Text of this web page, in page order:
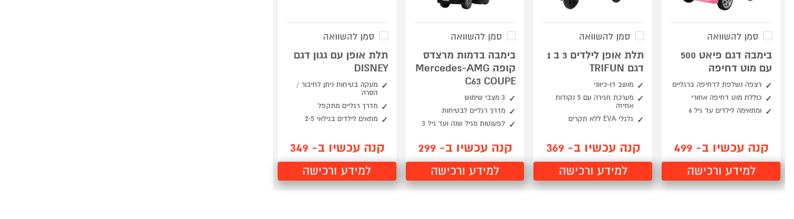
סמן להשוואה
בימבה דגם פיאט 500
עם מוט דחיפה
רצפה נשלפת לדחיפה ברגליים
כוללת מוט דחיפה אחורי
ומתאימה לילדים עד גיל 6
קנה עכשיו ב- 499
למידע ורכישה
סמן להשוואה
תלת אופן לילדים 3 ב 1
דגם TRIFUN
מושב דו-כיווני
מערכת חגירה עם 5 נקודות
אחיזה
גלגלי EVA ללא תקרים
קנה עכשיו ב- 369
למידע ורכישה
סמן להשוואה
בימבה בדמות מרצדס
קופה Mercedes-AMG
C63 COUPE
3 מצבי שימוש
מדרך רגליים לבטיחות
לפעוטות מגיל שנה ועד גיל 3
קנה עכשיו ב- 299
למידע ורכישה
סמן להשוואה
תלת אופן עם גגון דגם
DISNEY
מעקה בטיחות ניתן לחיבור /
הסרה
מדרך רגליים מתקפל
מתאים לילדים בגילאי 2-5
קנה עכשיו ב- 349
למידע ורכישה